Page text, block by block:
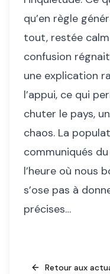
qu’en règle
tout, restée
confusion
une explication
l’appui, ce qui
chuter le pays,
chaos. La
communiqués
l’heure où nous
s’ose pas à
précises…
Retour aux